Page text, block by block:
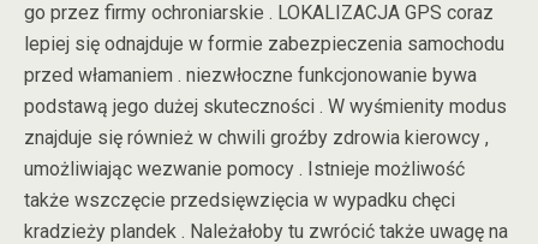
go przez firmy ochroniarskie . LOKALIZACJA GPS coraz
lepiej się odnajduje w formie zabezpieczenia samochodu
przed włamaniem . niezwłoczne funkcjonowanie bywa
podstawą jego dużej skuteczności . W wyśmienity modus
znajduje się również w chwili groźby zdrowia kierowcy ,
umożliwiając wezwanie pomocy . Istnieje możliwość
także wszczęcie przedsięwzięcia w wypadku chęci
kradzieży plandek . Należałoby tu zwrócić także uwagę na